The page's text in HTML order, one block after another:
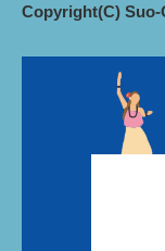
Copyright(C) Suo-